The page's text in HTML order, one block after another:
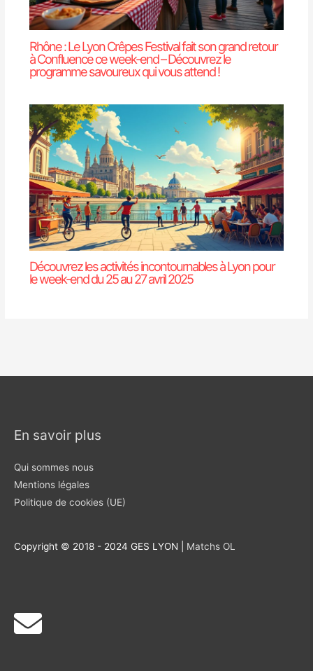
Rhône : Le Lyon Crêpes Festival fait son grand retour
à Confluence ce week-end – Découvrez le
programme savoureux qui vous attend !
Découvrez les activités incontournables à Lyon pour
le week-end du 25 au 27 avril 2025
En savoir plus
Qui sommes nous
Mentions légales
Politique de cookies (UE)
Copyright © 2018 - 2024 GES LYON | Matchs OL